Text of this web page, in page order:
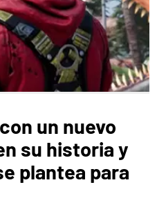
un nuevo
su historia y
plantea para